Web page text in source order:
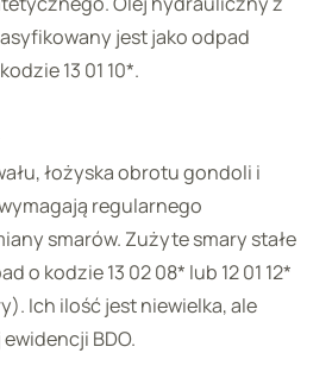
jest jako odpad
13 01 10*.
łożyska obrotu gondoli i
regularnego
smarów. Zużyte smary stałe
o kodzie 13 02 08* lub 12 01 12*
Ich ilość jest niewielka, ale
BDO.